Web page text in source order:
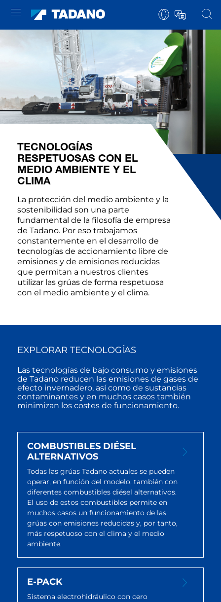
TECNOLOGÍAS
RESPETUOSAS CON EL
MEDIO AMBIENTE Y EL
CLIMA
La protección del medio ambiente y la
sostenibilidad son una parte
fundamental de la filosofía de empresa
de Tadano. Por eso trabajamos
constantemente en el desarrollo de
tecnologías de accionamiento libre de
emisiones y de emisiones reducidas
que permitan a nuestros clientes
utilizar las grúas de forma respetuosa
con el medio ambiente y el clima.
EXPLORAR TECNOLOGÍAS
Las tecnologías de bajo consumo y emisiones
de Tadano reducen las emisiones de gases de
efecto invernadero, así como de sustancias
contaminantes y en muchos casos también
minimizan los costes de funcionamiento.
COMBUSTIBLES DIÉSEL
ALTERNATIVOS
Todas las grúas Tadano actuales se pueden
operar, en función del modelo, también con
diferentes combustibles diésel alternativos.
El uso de estos combustibles permite en
muchos casos un funcionamiento de las
grúas con emisiones reducidas y, por tanto,
más respetuoso con el clima y el medio
ambiente.
E-PACK
Sistema electrohidráulico con cero